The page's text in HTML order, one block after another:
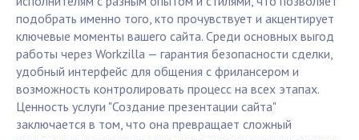
подобрать именно того, кто прочувствует и акцентирует
ключевые моменты вашего сайта. Среди основных выгод
работы через Workzilla — гарантия безопасности сделки,
удобный интерфейс для общения с фрилансером и
возможность контролировать процесс на всех этапах.
Ценность услуги "Создание презентации сайта"
заключается в том, что она превращает сложный